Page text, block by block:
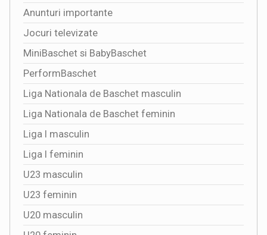
Anunturi importante
Jocuri televizate
MiniBaschet si BabyBaschet
PerformBaschet
Liga Nationala de Baschet masculin
Liga Nationala de Baschet feminin
Liga I masculin
Liga I feminin
U23 masculin
U23 feminin
U20 masculin